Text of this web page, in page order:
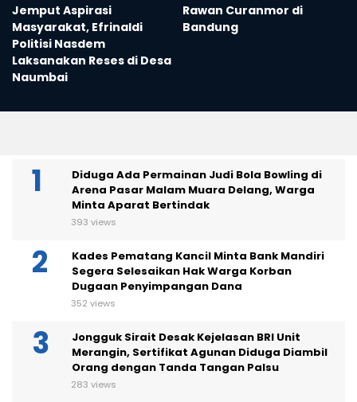
Jemput Aspirasi
Masyarakat, Efrinaldi
Politisi Nasdem
Laksanakan Reses di Desa
Naumbai
Rawan Curanmor di
Bandung
Diduga Ada Permainan Judi Bola Bowling di
Arena Pasar Malam Muara Delang, Warga
Minta Aparat Bertindak
393 views
Kades Pematang Kancil Minta Bank Mandiri
Segera Selesaikan Hak Warga Korban
Dugaan Penyimpangan Dana
352 views
Jongguk Sirait Desak Kejelasan BRI Unit
Merangin, Sertifikat Agunan Diduga Diambil
Orang dengan Tanda Tangan Palsu
283 views